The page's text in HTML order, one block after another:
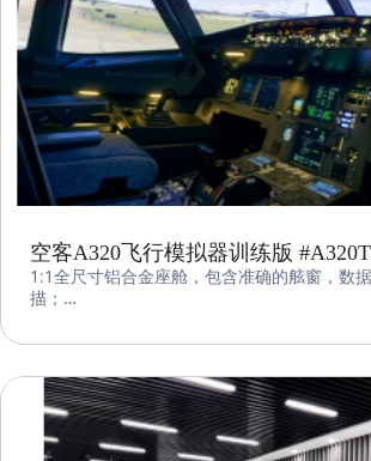
空客A320飞行模拟器训练版
1∶1全尺寸铝合金座舱，包含准确的舷窗，数
描；
包含MIP/OVHD/PEDESTAL等全功能面板，
高质量导光面板和可调灯光系统，包括顶灯
背光灯；
精密的侧杆、手轮和双联动脚踏等操纵件；
带导轨双驾驶座椅，可靠的无级位置调节。